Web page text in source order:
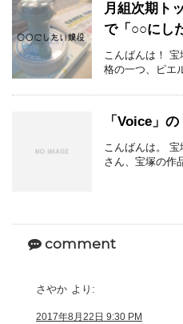
月組次期ト
で「○○にし
こんばんは！
格の一つ、ピエ
「Voice」
こんばんは。
さん、宝塚の作
comment
さやか より:
2017年8月22日 9:30 PM